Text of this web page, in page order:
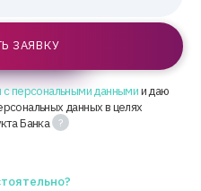
ЗАЯВКУ
персональными даннымии даю
данных в целях
Банка